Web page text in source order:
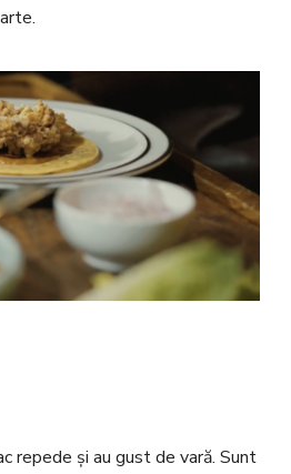
repede și au gust de vară. Sunt